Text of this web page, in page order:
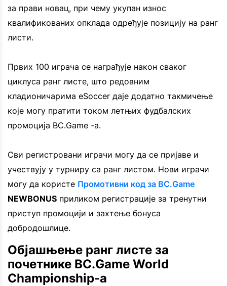
за прави новац, при чему укупан износ
квалификованих опклада одређује позицију на ранг
листи.
Првих 100 играча се награђује након сваког
циклуса ранг листе, што редовним
кладионичарима eSoccer даје додатно такмичење
које могу пратити током летњих фудбалских
промоција BC.Game -а.
Сви регистровани играчи могу да се пријаве и
учествују у турниру са ранг листом. Нови играчи
могу да користе Промотивни код за BC.Game
NEWBONUS приликом регистрације за тренутни
приступ промоцији и захтење бонуса
добродошлице.
Објашњење ранг листе за
почетнике BC.Game World
Championship-а